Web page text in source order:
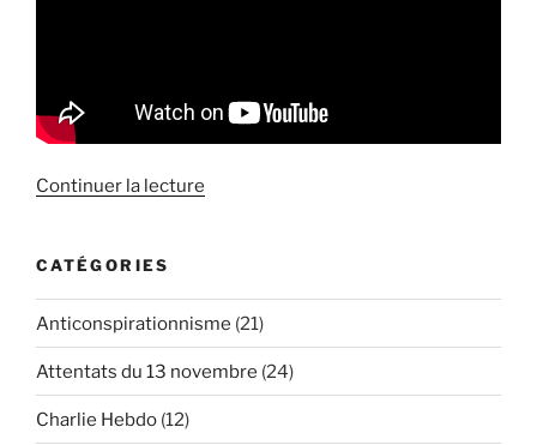
Continuer la lecture
le
terrorisme
CATÉGORIES
Anticonspirationnisme (21)
Attentats du 13 novembre (24)
Charlie Hebdo (12)